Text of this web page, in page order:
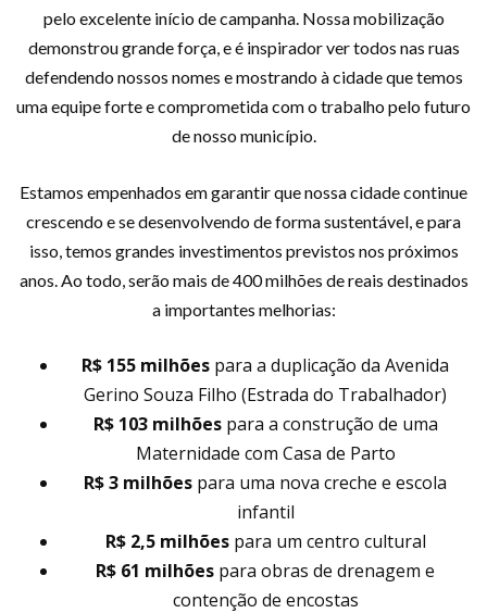
pelo excelente início de campanha. Nossa mobilização
demonstrou grande força, e é inspirador ver todos nas ruas
defendendo nossos nomes e mostrando à cidade que temos
uma equipe forte e comprometida com o trabalho pelo futuro
de nosso município.
Estamos empenhados em garantir que nossa cidade continue
crescendo e se desenvolvendo de forma sustentável, e para
isso, temos grandes investimentos previstos nos próximos
anos. Ao todo, serão mais de 400 milhões de reais destinados
a importantes melhorias:
R$ 155 milhões para a duplicação da Avenida
Gerino Souza Filho (Estrada do Trabalhador)
R$ 103 milhõespara a construção de uma
Maternidade com Casa de Parto
R$ 3 milhões para uma nova creche e escola
infantil
R$ 2,5 milhõespara um centro cultural
R$ 61 milhões para obras de drenagem e
contenção de encostas